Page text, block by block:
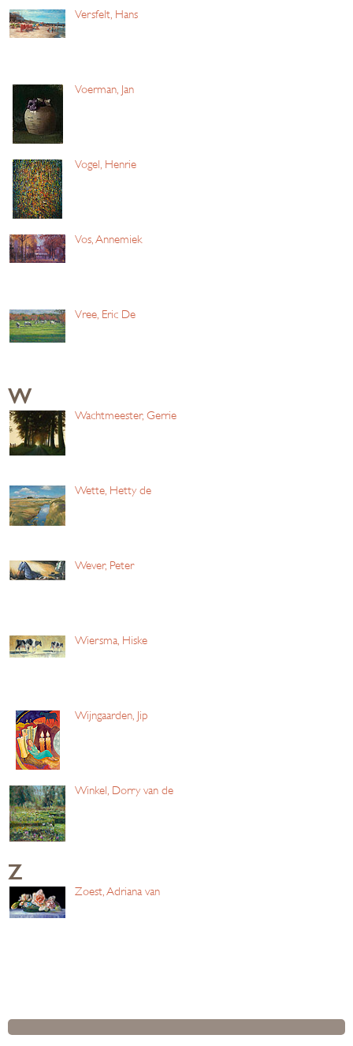
Versfelt, Hans
Voerman, Jan
Vogel, Henrie
Vos, Annemiek
Vree, Eric De
W
Wachtmeester, Gerrie
Wette, Hetty de
Wever, Peter
Wiersma, Hiske
Wijngaarden, Jip
Winkel, Dorry van de
Z
Zoest, Adriana van